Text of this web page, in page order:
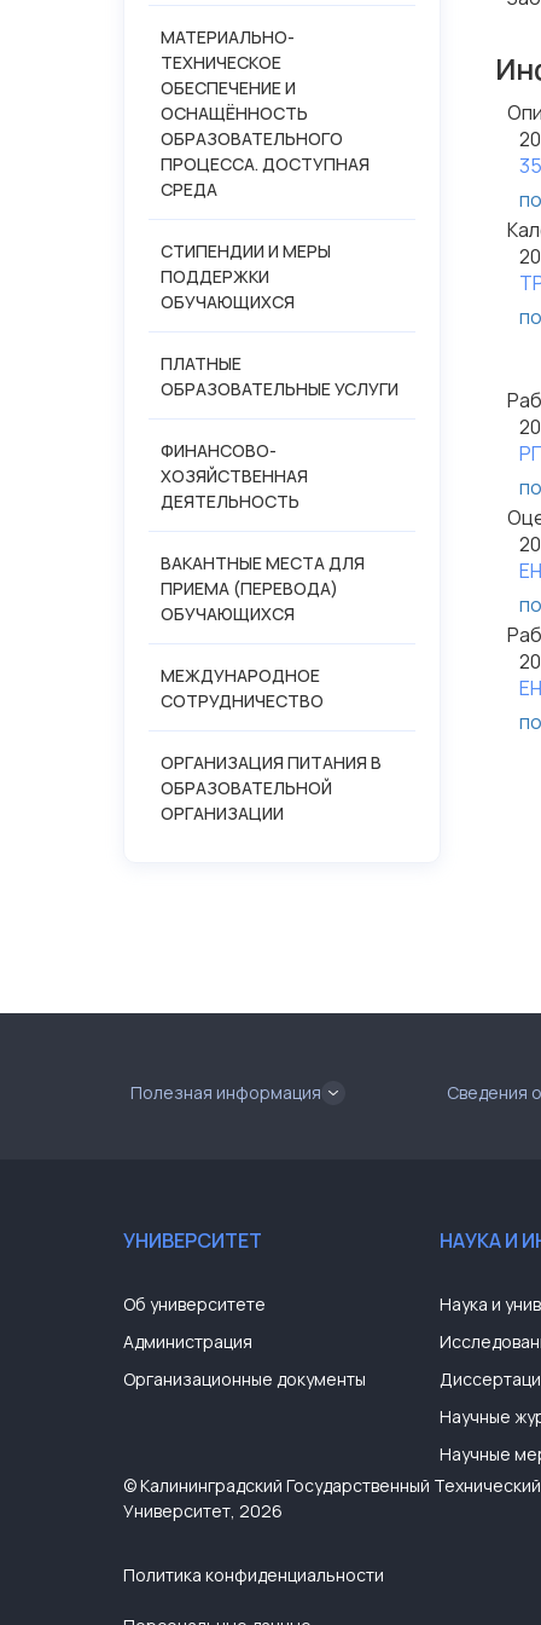
МАТЕРИАЛЬНО-
ТЕХНИЧЕСКОЕ
ОБЕСПЕЧЕНИЕ И
ОСНАЩЁННОСТЬ
ОБРАЗОВАТЕЛЬНОГО
ПРОЦЕССА. ДОСТУПНАЯ
СРЕДА
СТИПЕНДИИ И МЕРЫ
ПОДДЕРЖКИ
ОБУЧАЮЩИХСЯ
ПЛАТНЫЕ
ОБРАЗОВАТЕЛЬНЫЕ УСЛУГИ
ФИНАНСОВО-
ХОЗЯЙСТВЕННАЯ
ДЕЯТЕЛЬНОСТЬ
ВАКАНТНЫЕ МЕСТА ДЛЯ
ПРИЕМА (ПЕРЕВОДА)
ОБУЧАЮЩИХСЯ
МЕЖДУНАРОДНОЕ
СОТРУДНИЧЕСТВО
ОРГАНИЗАЦИЯ ПИТАНИЯ В
ОБРАЗОВАТЕЛЬНОЙ
ОРГАНИЗАЦИИ
Полезная информация Сведения
УНИВЕРСИТЕТ
Об университете
Администрация
Организационные документы
НАУКА И
Наука и
Научные
Научные
© Калининградский Государственный Технический
Университет, 2026
Политика конфиденциальности